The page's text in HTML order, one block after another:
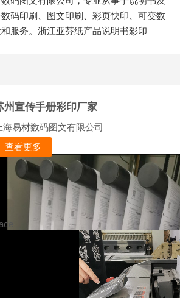
码印刷、图文印刷、彩页快印、可变数
服务。浙江亚芬纸产品说明书彩印
州宣传手册彩印厂家
海易材数码图文有限公司
查看更多